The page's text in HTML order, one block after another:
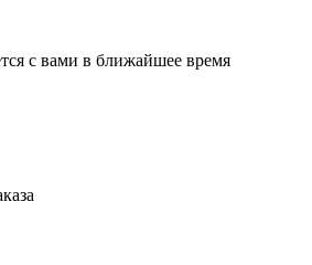
с вами в ближайшее время